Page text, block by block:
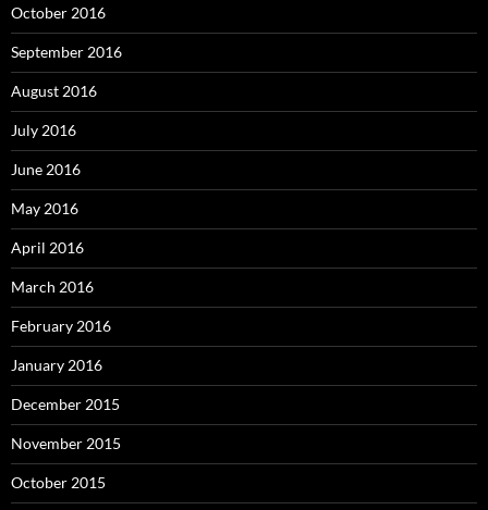
October 2016
September 2016
August 2016
July 2016
June 2016
May 2016
April 2016
March 2016
February 2016
January 2016
December 2015
November 2015
October 2015